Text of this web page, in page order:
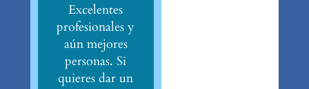
Excelentes
profesionales y
aún mejores
personas. Si
quieres dar un